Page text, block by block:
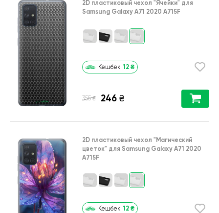
2D пластиковый чехол "Ячейки" для
Samsung Galaxy A71 2020 A715F
Кешбек 12 ₴
355 ₴ 246 ₴
2D пластиковый чехол "Магический
цветок" для Samsung Galaxy A71 2020
A715F
Кешбек 12 ₴